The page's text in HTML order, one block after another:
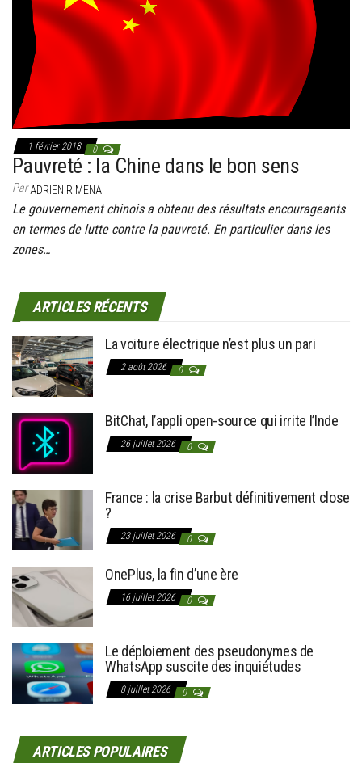
1 février 2018 0
Pauvreté : la Chine dans le bon sens
ParADRIEN RIMENA
Le gouvernement chinois a obtenu des résultats encourageants
en termes de lutte contre la pauvreté. En particulier dans les
zones…
ARTICLES RÉCENTS
La voiture électrique n’est plus un pari
2 août 2026 0
BitChat, l’appli open-source qui irrite l’Inde
26 juillet 2026 0
France : la crise Barbut définitivement close
?
23 juillet 2026 0
OnePlus, la fin d’une ère
16 juillet 2026 0
Le déploiement des pseudonymes de
WhatsApp suscite des inquiétudes
8 juillet 2026 0
ARTICLES POPULAIRES